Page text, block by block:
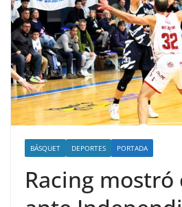
BÁSQUET DEPORTES PORTADA
Racing